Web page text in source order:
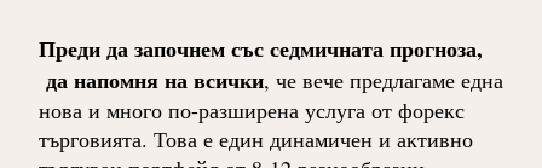
Преди да започнем със седмичната прогноза,
да напомня на всички, че вече предлагаме една
нова и много по-разширена услуга от форекс
търговията. Това е един динамичен и активно